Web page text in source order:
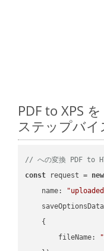
PDF to XPS
ステップバ
// への変換 PDF to
const request = new
name:
saveOptionsData
    {
fileName: